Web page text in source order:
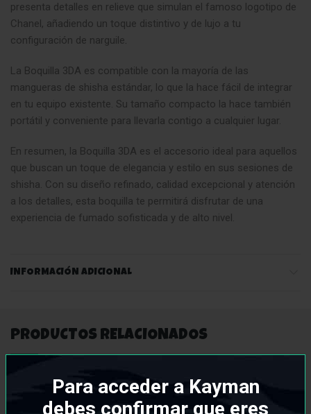
Para acceder a Kayman
debes confirmar que eres
presenta detalles en relieve que simulan el famoso logotipo de
Chanel, añadiendo un toque distintivo y de lujo a tu
configuración de narguile.
La Boquilla 3DA es compatible con la mayoría de las
mangueras de shisha estándar, lo que la hace fácil de integrar
en tu equipo existente. Su tamaño compacto la hace también
portátil y conveniente para llevarla contigo a cualquier lugar.
En resumen, la Boquilla 3DA es el accesorio ideal para aquellos
que buscan un toque de elegancia y estilo en sus sesiones de
shisha. Con su diseño refinado, calidad excepcional y atención
a los detalles, esta boquilla te permitirá disfrutar de una
experiencia de fumado sofisticada y de alto nivel.
INFORMACIÓN ADICIONAL
PRODUCTOS RELACIONADOS